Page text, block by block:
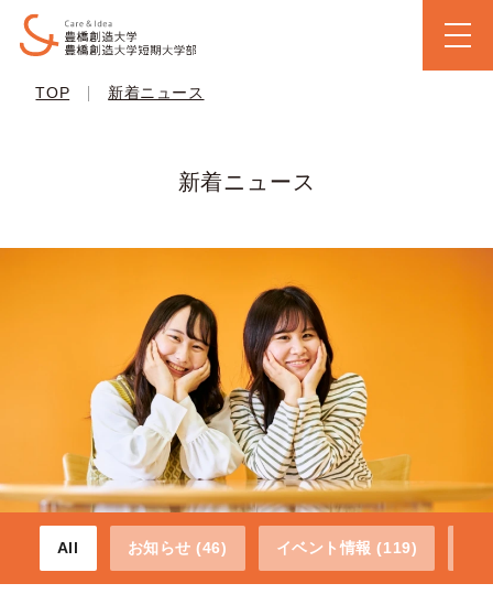
TOP | 新着ニュース
新着ニュース
All お知らせ (46) イベント情報 (119)